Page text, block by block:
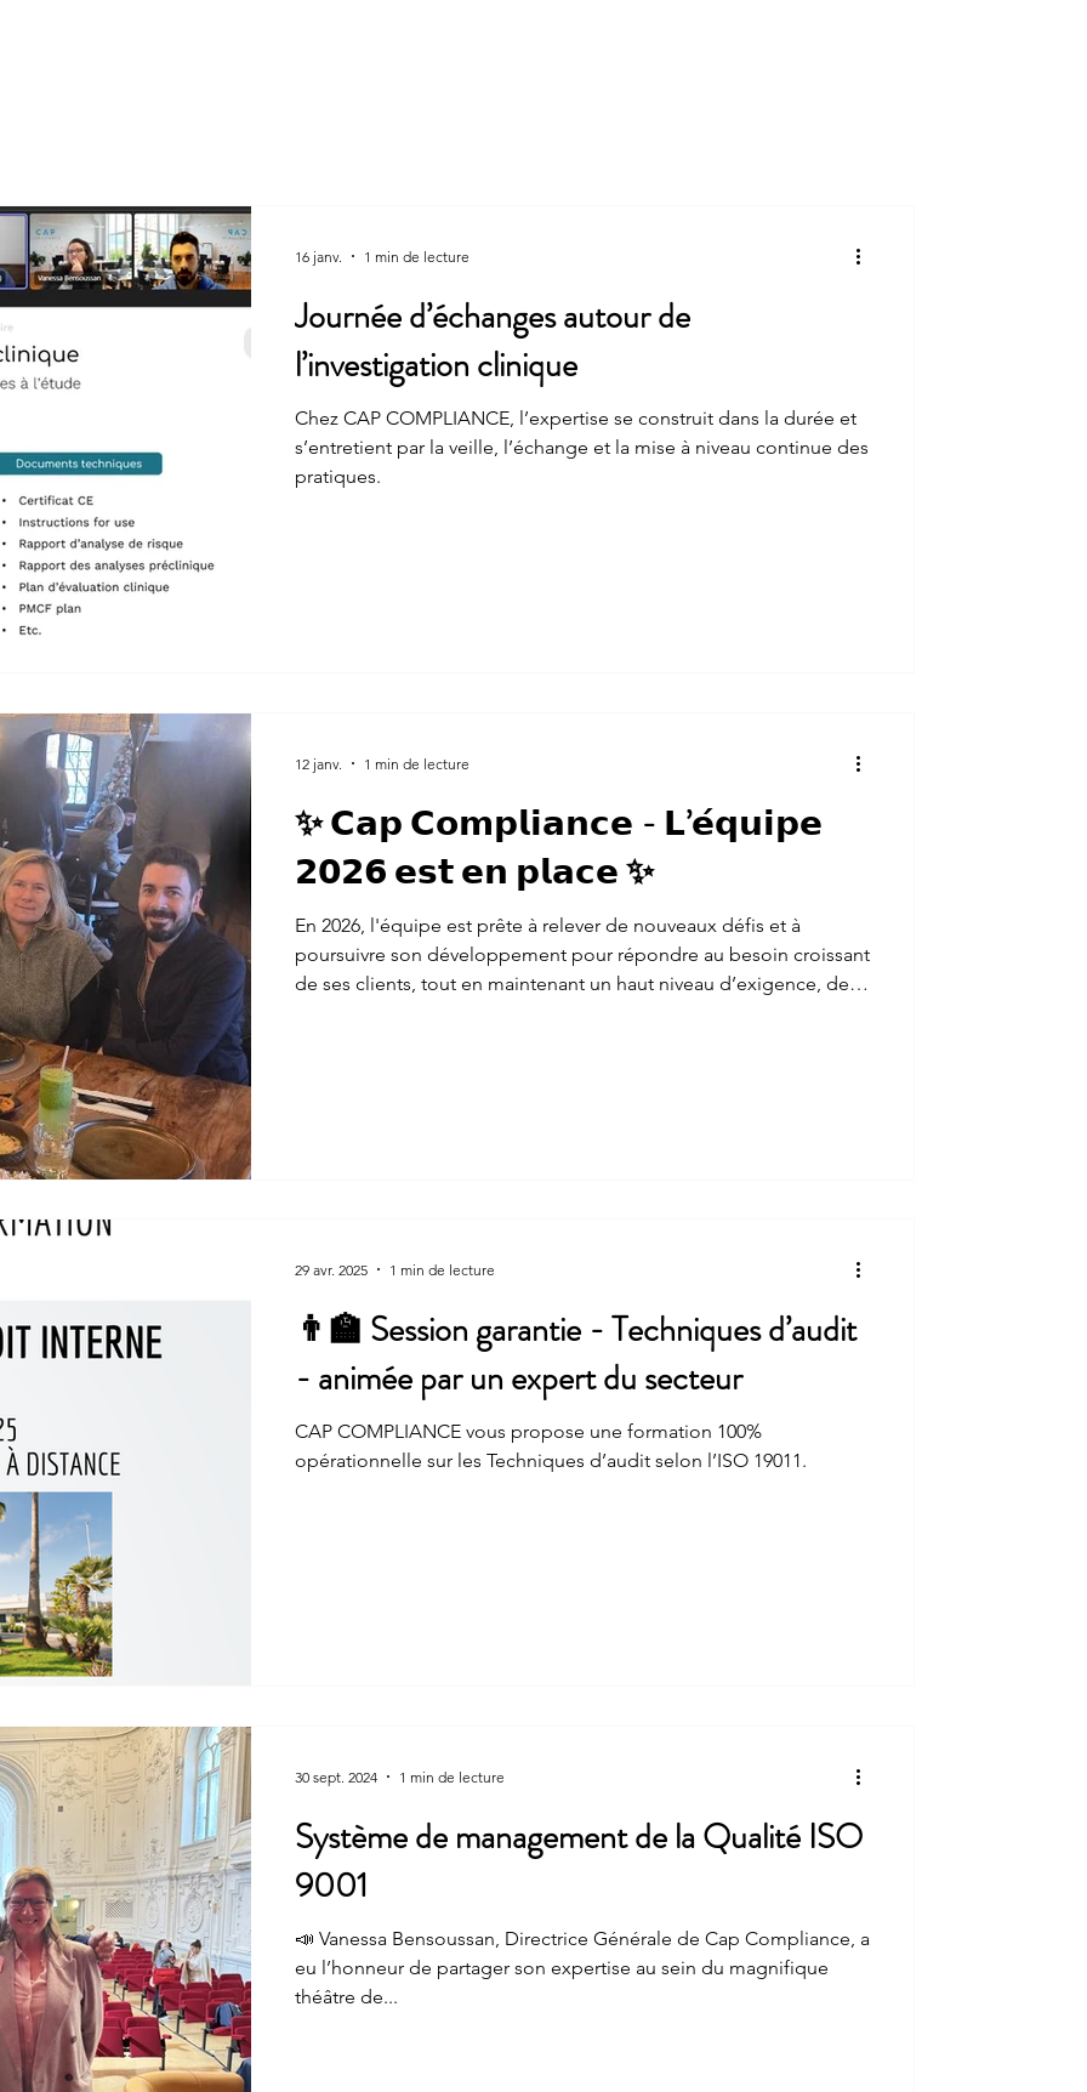
Journée d’échanges autour de
l’investigation clinique
Chez CAP COMPLIANCE, l’expertise se construit dans la durée et
s’entretient par la veille, l’échange et la mise à niveau continue des
pratiques.
16 janv. 1 min de lecture
✨ 𝗖𝗮𝗽 𝗖𝗼𝗺𝗽𝗹𝗶𝗮𝗻𝗰𝗲 - 𝗟’𝗲́𝗾𝘂𝗶𝗽𝗲
𝟮𝟬𝟮𝟲 𝗲𝘀𝘁 𝗲𝗻 𝗽𝗹𝗮𝗰𝗲 ✨
En 2026, l'équipe est prête à relever de nouveaux défis et à
poursuivre son développement pour répondre au besoin croissant
de ses clients, tout en maintenant un haut niveau d’exigence, de
12 janv. 1 min de lecture
👨‍🏫 Session garantie - Techniques d’audit
- animée par un expert du secteur
CAP COMPLIANCE vous propose une formation 100%
opérationnelle sur les Techniques d’audit selon l’ISO 19011.
29 avr. 2025 1 min de lecture
Système de management de la Qualité ISO
9001
📣 Vanessa Bensoussan, Directrice Générale de Cap Compliance, a
eu l’honneur de partager son expertise au sein du magnifique
théâtre de...
30 sept. 2024 1 min de lecture